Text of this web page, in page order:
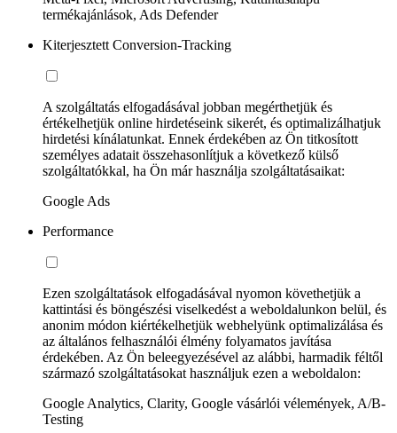
termékajánlások, Ads Defender
Kiterjesztett Conversion-Tracking
A szolgáltatás elfogadásával jobban megérthetjük és
értékelhetjük online hirdetéseink sikerét, és optimalizálhatjuk
hirdetési kínálatunkat. Ennek érdekében az Ön titkosított
személyes adatait összehasonlítjuk a következő külső
szolgáltatókkal, ha Ön már használja szolgáltatásaikat:
Google Ads
Performance
Ezen szolgáltatások elfogadásával nyomon követhetjük a
kattintási és böngészési viselkedést a weboldalunkon belül, és
anonim módon kiértékelhetjük webhelyünk optimalizálása és
az általános felhasználói élmény folyamatos javítása
érdekében. Az Ön beleegyezésével az alábbi, harmadik féltől
származó szolgáltatásokat használjuk ezen a weboldalon:
Google Analytics, Clarity, Google vásárlói vélemények, A/B-
Testing